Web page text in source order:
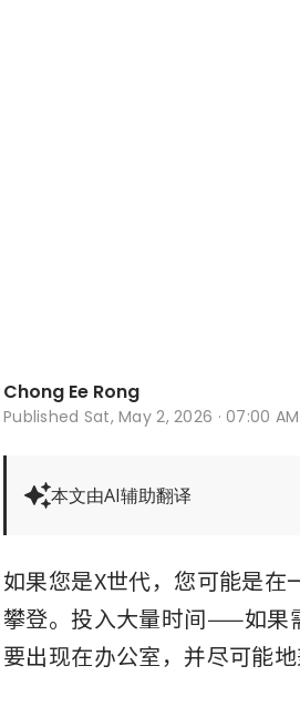
Chong Ee Rong
Published Sat, May 2, 2026 · 07:00 AM
本文由AI辅助翻译
如果您是X世代，您可能是
攀登。投入大量时间——如果
要出现在办公室，并尽可能地